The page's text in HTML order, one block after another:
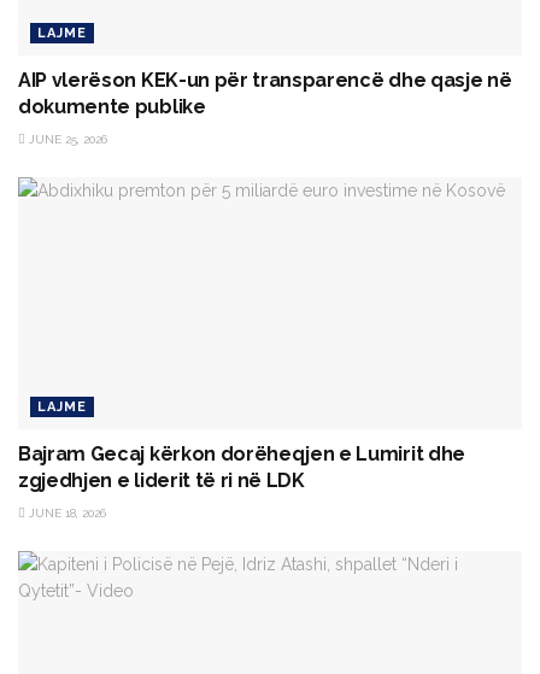
LAJME
AIP vlerëson KEK-un për transparencë dhe qasje në
dokumente publike
JUNE 25, 2026
LAJME
Bajram Gecaj kërkon dorëheqjen e Lumirit dhe
zgjedhjen e liderit të ri në LDK
JUNE 18, 2026